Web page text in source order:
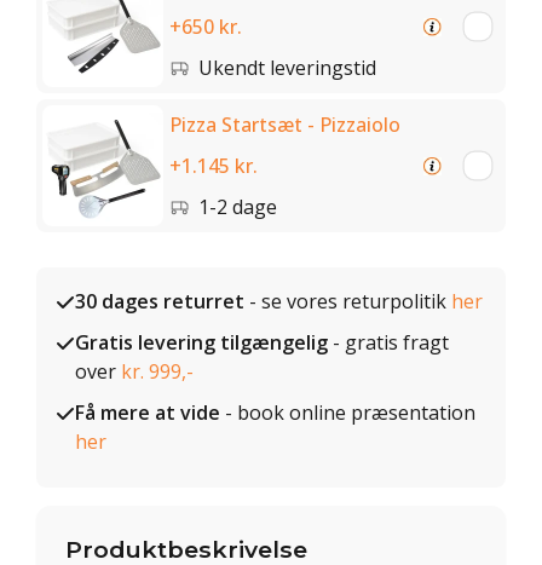
+650 kr.
Ukendt leveringstid
Pizza Startsæt - Pizzaiolo
+1.145 kr.
1-2 dage
30 dages returret - se vores returpolitik her
Gratis levering tilgængelig - gratis fragt
over kr. 999,-
Få mere at vide - book online præsentation
her
Produktbeskrivelse